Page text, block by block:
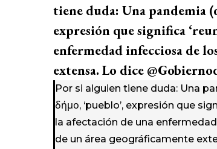
tiene duda: Una pandemia
expresión que significa
enfermedad infecciosa de
extensa. Lo dice
Por si alguien tiene duda: Una
δήμο, ‘pueblo’, expresión que
la afectación de una
de un área geográficamente